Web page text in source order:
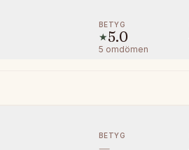
BETYG
★5.0
5 omdömen
BETYG